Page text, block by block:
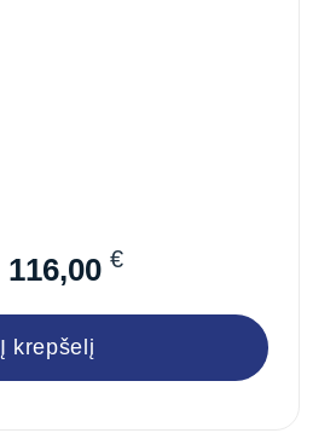
116,00 €
Į krepšelį